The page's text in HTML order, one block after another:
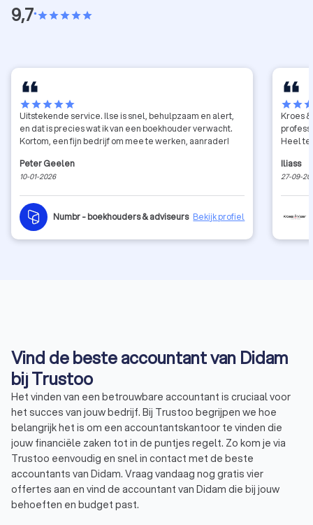
9,7•starstarstarstarstar
starstarstarstarstar
Uitstekende service. Ilse is snel, behulpzaam en alert,
en dat is precies wat ik van een boekhouder verwacht.
Kortom, een fijn bedrijf om mee te werken, aanrader!
Peter Geelen
10-01-2026
Numbr - boekhouders & adviseurs Bekijk profiel
starstar
Kroes
Heel
Iliass
27-09-
Vind de beste accountant van Didam
bij Trustoo
Het vinden van een betrouwbare accountant is cruciaal voor
het succes van jouw bedrijf. Bij Trustoo begrijpen we hoe
belangrijk het is om een accountantskantoor te vinden die
jouw financiële zaken tot in de puntjes regelt. Zo kom je via
Trustoo eenvoudig en snel in contact met de beste
accountants van Didam. Vraag vandaag nog gratis vier
offertes aan en vind de accountant van Didam die bij jouw
behoeften en budget past.